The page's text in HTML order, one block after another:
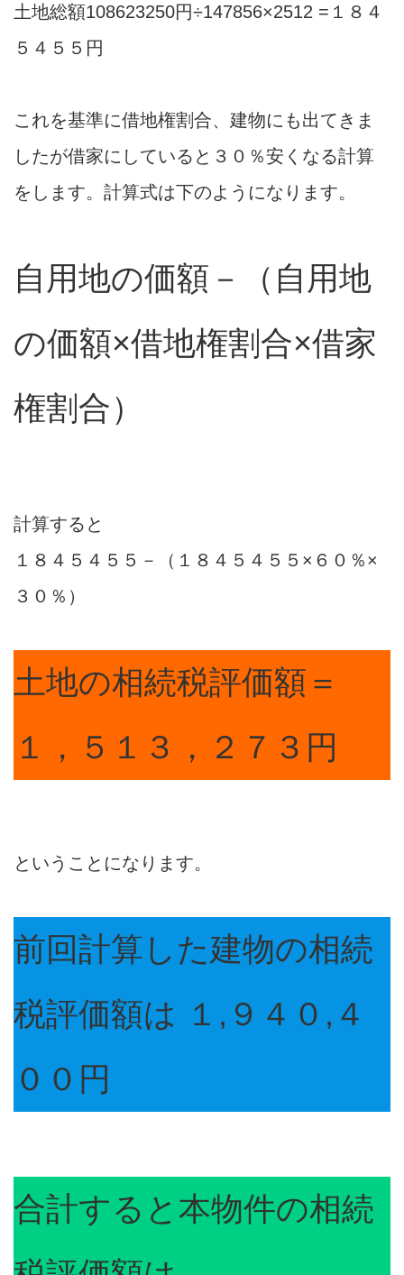
土地総額108623250円÷147856×2512 =１８４
５４５５円
これを基準に借地権割合、建物にも出てきま
したが借家にしていると３０％安くなる計算
をします。計算式は下のようになります。
自用地の価額－（自用地
の価額×借地権割合×借家
権割合）
計算すると
１８４５４５５－（１８４５４５５×６０％×
３０％）
土地の相続税評価額＝
１，５１３，２７３円
ということになります。
前回計算した建物の相続
税評価額は １,９４０,４
００円
合計すると本物件の相続